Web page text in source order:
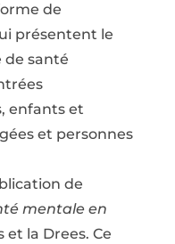
de
présentent le
de santé
enfants et
et personnes
de
mentale en
et la Drees. Ce